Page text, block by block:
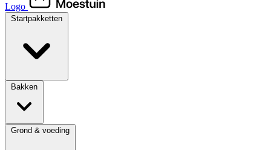
Logo
Startpakketten
Bakken
Grond & voeding